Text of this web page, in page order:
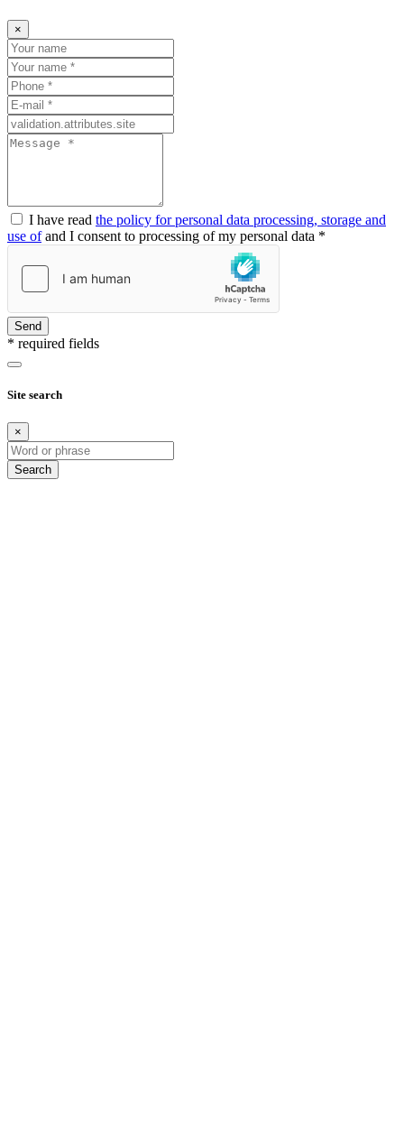
×
I have read the policy for personal data processing, storage and
use ofand I consent to processing of my personal data *
Send
* required fields
Site search
×
Search